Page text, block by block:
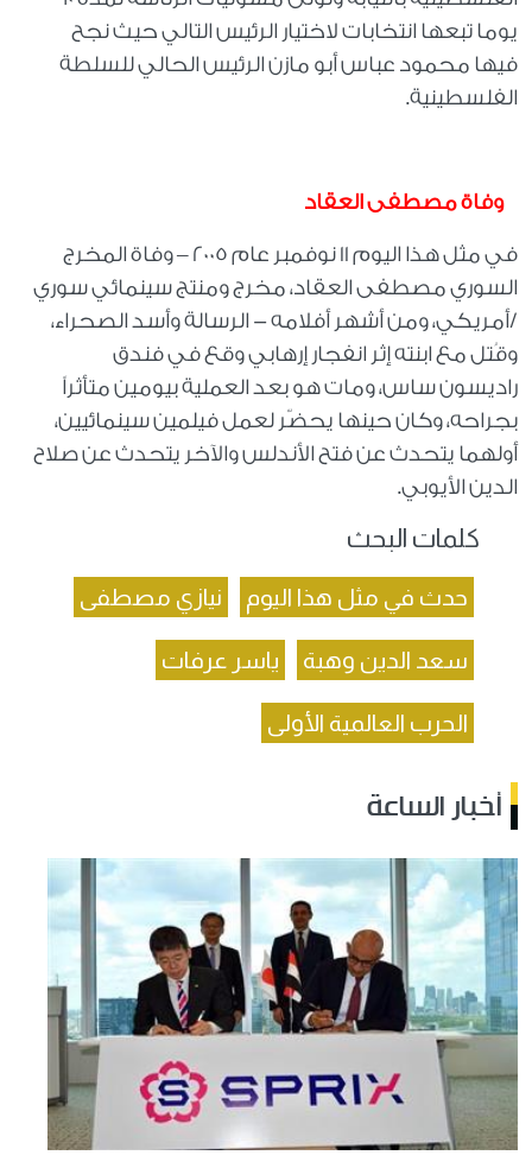
يوما تبعها انتخابات لاختيار الرئيس التالي حيث نجح
فيها محمود عباس أبو مازن الرئيس الحالي للسلطة
الفلسطينية.
وفاة مصطفى العقاد
في مثل هذا اليوم 11 نوفمبر عام 2005 – وفاة المخرج
السوري مصطفى العقاد، مخرج ومنتج سينمائي سوري
/أمريكي، ومن أشهر أفلامه - الرسالة وأسد الصحراء،
وقُتل مع ابنته إثر انفجار إرهابي وقع في فندق
راديسون ساس، ومات هو بعد العملية بيومين متأثراً
بجراحه، وكان حينها يحضّر لعمل فيلمين سينمائيين،
أولهما يتحدث عن فتح الأندلس والآخر يتحدث عن صلاح
الدين الأيوبي.
كلمات البحث
حدث في مثل هذا اليوم نيازي مصطفى
سعد الدين وهبة ياسر عرفات
الحرب العالمية الأولى
أخبار الساعة